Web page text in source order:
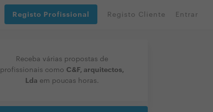
Registo Profissional Registo Cliente Entrar
Receba várias propostas de
profissionais como C&F, arquitectos,
Lda em poucas horas.